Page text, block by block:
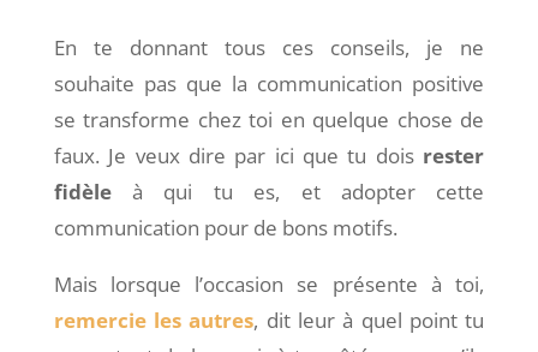
En te donnant tous ces conseils, je ne
souhaite pas que la communication positive
se transforme chez toi en quelque chose de
faux. Je veux dire par ici que tu dois rester
fidèleà qui tu es, et adopter cette
communication pour de bons motifs.
Mais lorsque l’occasion se présente à toi,
remercie les autres, dit leur à quel point tu